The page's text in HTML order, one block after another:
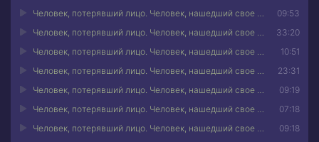
09:53
Человек, потерявший лицо. Человек, нашедший свое лицо 10
33:20
Человек, потерявший лицо. Человек, нашедший свое лицо 11
10:51
Человек, потерявший лицо. Человек, нашедший свое лицо 12
23:31
Человек, потерявший лицо. Человек, нашедший свое лицо 13
09:19
Человек, потерявший лицо. Человек, нашедший свое лицо 14
07:18
Человек, потерявший лицо. Человек, нашедший свое лицо 15
09:18
Человек, потерявший лицо. Человек, нашедший свое лицо 16